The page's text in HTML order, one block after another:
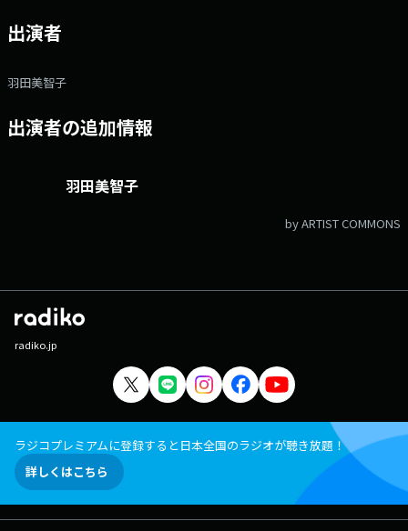
出演者
羽田美智子
出演者の追加情報
羽田美智子
by ARTIST COMMONS
radiko.jp
ラジコプレミアムに登録すると日本全国のラジオが聴き放題！
詳しくはこちら